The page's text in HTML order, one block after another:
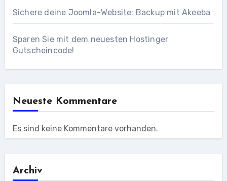
Sichere deine Joomla-Website: Backup mit Akeeba
Sparen Sie mit dem neuesten Hostinger
Gutscheincode!
Neueste Kommentare
Es sind keine Kommentare vorhanden.
Archiv